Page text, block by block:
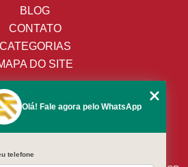
BLOG
CONTATO
CATEGORIAS
MAPA DO SITE
(19) 3428-8443
(19) 99652-9009
(19) 99138-9153
Olá! Fale agora pelo WhatsApp
telefone